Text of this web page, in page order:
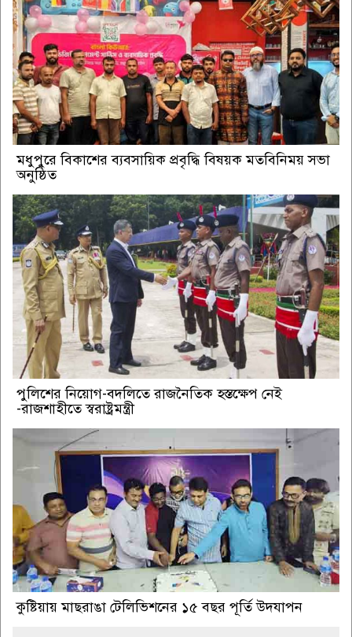
মধুপুরে বিকাশের ব্যবসায়িক প্রবৃদ্ধি বিষয়ক মতবিনিময় সভা
অনুষ্ঠিত
পুলিশের নিয়োগ-বদলিতে রাজনৈতিক হস্তক্ষেপ নেই
-রাজশাহীতে স্বরাষ্ট্রমন্ত্রী
কুষ্টিয়ায় মাছরাঙা টেলিভিশনের ১৫ বছর পূর্তি উদযাপন